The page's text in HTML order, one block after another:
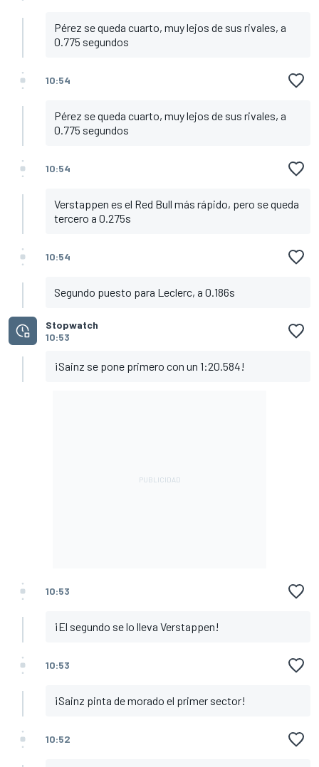
Pérez se queda cuarto, muy lejos de sus rivales, a
0.775 segundos
10:54
Pérez se queda cuarto, muy lejos de sus rivales, a
0.775 segundos
10:54
Verstappen es el Red Bull más rápido, pero se queda
tercero a 0.275s
10:54
Segundo puesto para Leclerc, a 0.186s
Stopwatch
10:53
¡Sainz se pone primero con un 1:20.584!
10:53
¡El segundo se lo lleva Verstappen!
10:53
¡Sainz pinta de morado el primer sector!
10:52